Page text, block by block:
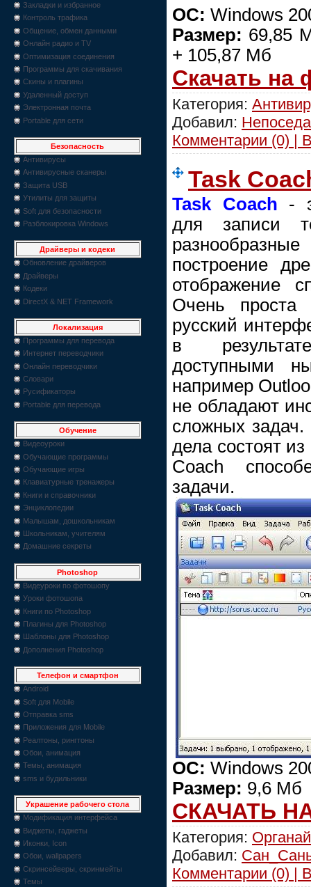
Закладки и избранное
Контроль трафика
Общение, обмен данными
Онлайн радио и TV
Оптимизация соединения
Программы для скачивания
Скины и плагины
Удаленный доступ
Электронная почта
Portable для сети
Безопасность
Антивирусы
Антивирусные сканеры
Защита USB
Утилиты для защиты
Soft для безопасности
Разблокировка Windows
Драйверы и кодеки
Обновление драйверов
Драйверы
Кодеки
DirectX & NET Framework
Локализация
Программы для перевода
Интернет переводчики
Онлайн переводчики
Словари
Русификаторы
Portable для перевода
Обучение
Видеоуроки
Обучающие программы
Обучающие игры
Клавиатурные тренажеры
Книги и справочники
Энциклопедии
Малышам, дошкольникам
Школьникам, учителям
Домашние секреты
Photoshop
Видеуроки по фотошопу
Уроки фотошопа
Книги по Photoshop
Плагины для Photoshop
Шаблоны для Photoshop
Дополнения Photoshop
Телефон и смартфон
Android
Soft для Mobile
Отправка sms
Приложения для Mobile
Реалтоны, рингтоны
Обои, анимация
Темы, анимация
sms и будильники
Украшение рабочего стола
Модификация интерфейса
Виджеты, гаджеты
Иконки, Icon
Обои, wallpapers
Скринсейверы, скринмейты
Темы
ОС: Windows
Размер: 69,85
+ 105,87 Мб
Скачать на
Категория:
Добавил: Непоседа
Комментарии (0) |
Task
Task Coach -
для записи
построение
отображение
Очень проста
русский
в
доступными
например
не обладают
сложных
дела состоят
Coach
задачи.
ОС: Windows
Размер: 9,6 Мб
СКАЧАТЬ
Категория:
Добавил:
Комментарии (0) |